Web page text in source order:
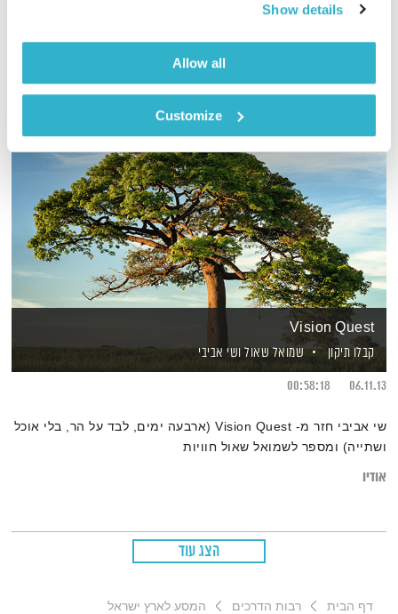
Show details
Allow all
Customize
אודיו
Vision Quest
קבלו תיקון
שמואל שאולושי אביבי
06.11.13
00:58:18
שי אביבי חזר מ- Vision Quest (ארבעה ימים, לבד על הר, בלי אוכל
ושתייה) ומספר לשמואל שאול חוויות
אודיו
הצג עוד
דף הבית רבות הדרכים המסע לארץ ישראל